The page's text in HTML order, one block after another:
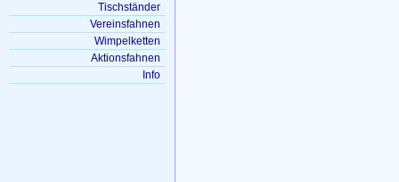
Tischständer
Vereinsfahnen
Wimpelketten
Aktionsfahnen
Info